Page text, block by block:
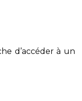
d’accéder à un